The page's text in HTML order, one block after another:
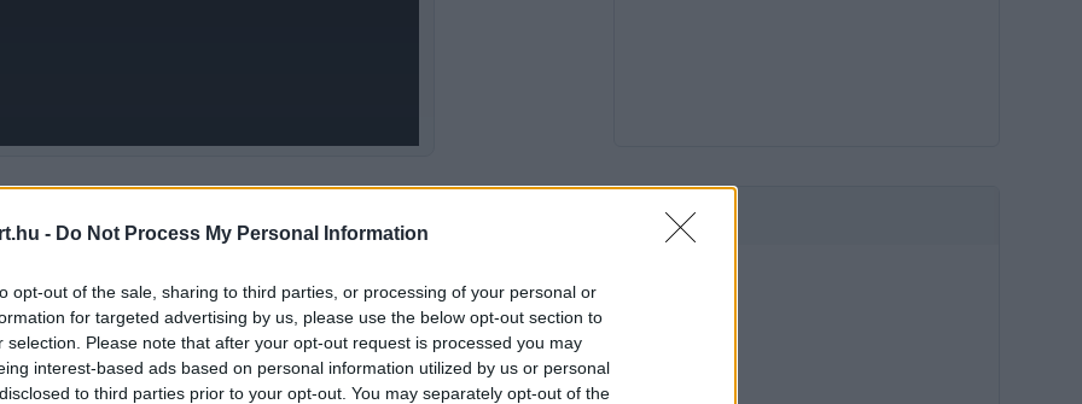
- Do Not Process My Personal Information
opt-out of the sale, sharing to third parties, or processing of your personal or
for targeted advertising by us, please use the below opt-out section to
selection. Please note that after your opt-out request is processed you may
interest-based ads based on personal information utilized by us or personal
to third parties prior to your opt-out. You may separately opt-out of the
pálya aszfaltja most sokkal kevesebb
csúsznak, ami gyorsítja a
hogy a korábban kézenfekvőnek
hogy tartható.
HIRDETÉS